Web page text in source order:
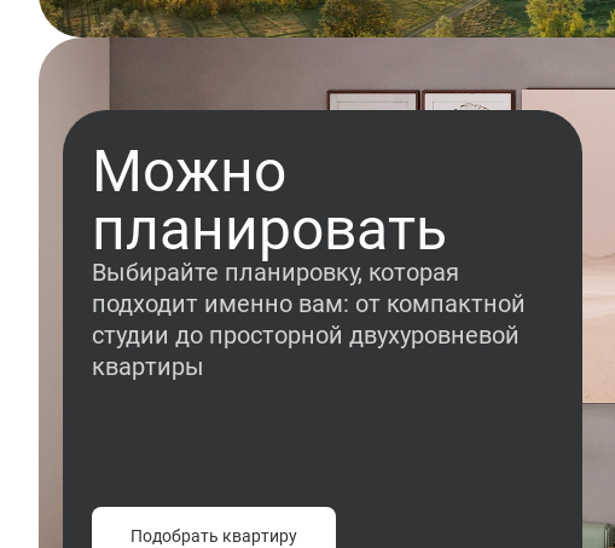
Можно
планировать
Выбирайте планировку, которая
подходит именно вам: от компактной
студии до просторной двухуровневой
квартиры
Подобрать квартиру